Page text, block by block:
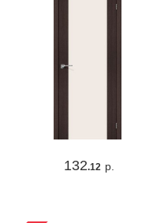
132.12 р.